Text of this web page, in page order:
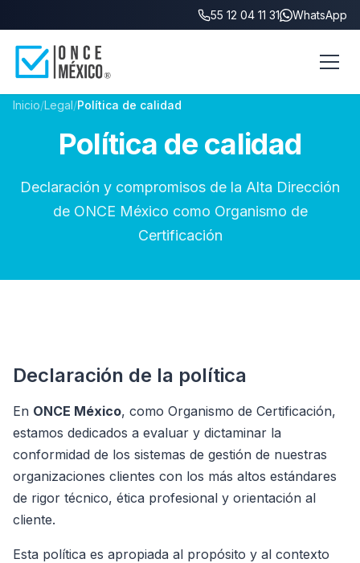
55 12 04 11 31 WhatsApp
Inicio/Legal/Política de calidad
Política de calidad
Declaración y compromisos de la Alta Dirección
de ONCE México como Organismo de
Certificación
Declaración de la política
En ONCE México, como Organismo de Certificación,
estamos dedicados a evaluar y dictaminar la
conformidad de los sistemas de gestión de nuestras
organizaciones clientes con los más altos estándares
de rigor técnico, ética profesional y orientación al
cliente.
Esta política es apropiada al propósito y al contexto